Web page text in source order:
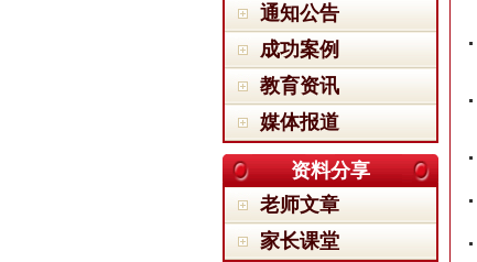
通知公告
成功案例
教育资讯
媒体报道
资料分享
老师文章
家长课堂